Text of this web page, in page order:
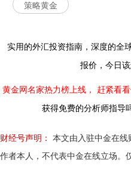
策略黄金
实用的外汇投资指南， 深度的全
报价，今日
黄金网名家热力榜上线， 赶紧看
获得免费的分析师指导
财经号声明：
本文由入驻中金在线
作者本人，不代表中金在线立场。